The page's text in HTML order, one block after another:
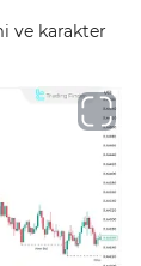
ve karakter